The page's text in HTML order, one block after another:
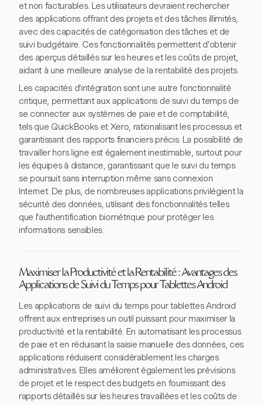
et non facturables. Les utilisateurs devraient rechercher
des applications offrant des projets et des tâches illimités,
avec des capacités de catégorisation des tâches et de
suivi budgétaire. Ces fonctionnalités permettent d'obtenir
des aperçus détaillés sur les heures et les coûts de projet,
aidant à une meilleure analyse de la rentabilité des projets.
Les capacités d'intégration sont une autre fonctionnalité
critique, permettant aux applications de suivi du temps de
se connecter aux systèmes de paie et de comptabilité,
tels que QuickBooks et Xero, rationalisant les processus et
garantissant des rapports financiers précis. La possibilité de
travailler hors ligne est également inestimable, surtout pour
les équipes à distance, garantissant que le suivi du temps
se poursuit sans interruption même sans connexion
Internet. De plus, de nombreuses applications privilégient la
sécurité des données, utilisant des fonctionnalités telles
que l'authentification biométrique pour protéger les
informations sensibles.
Maximiser la Productivité et la Rentabilité : Avantages des
Applications de Suivi du Temps pour Tablettes Android
Les applications de suivi du temps pour tablettes Android
offrent aux entreprises un outil puissant pour maximiser la
productivité et la rentabilité. En automatisant les processus
de paie et en réduisant la saisie manuelle des données, ces
applications réduisent considérablement les charges
administratives. Elles améliorent également les prévisions
de projet et le respect des budgets en fournissant des
rapports détaillés sur les heures travaillées et les coûts de